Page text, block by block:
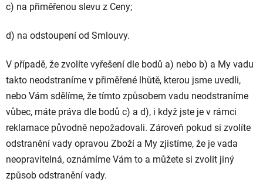
c) na přiměřenou slevu z Ceny;
d) na odstoupení od Smlouvy.
V případě, že zvolíte vyřešení dle bodů a) nebo b) a My vadu
takto neodstraníme v přiměřené lhůtě, kterou jsme uvedli,
nebo Vám sdělíme, že tímto způsobem vadu neodstraníme
vůbec, máte práva dle bodů c) a d), i když jste je v rámci
reklamace původně nepožadovali. Zároveň pokud si zvolíte
odstranění vady opravou Zboží a My zjistíme, že je vada
neopravitelná, oznámíme Vám to a můžete si zvolit jiný
způsob odstranění vady.